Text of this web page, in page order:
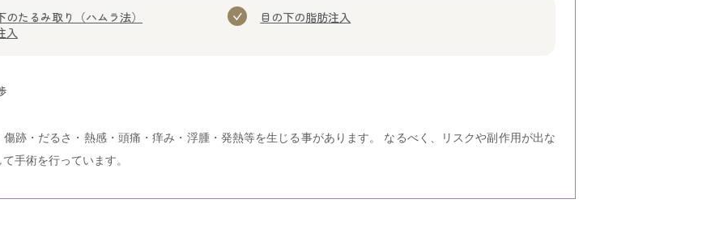
のたるみ取り（ハムラ法）
目の下の脂肪注入
入
傷跡・だるさ・熱感・頭痛・痒み・浮腫・発熱等を生じる事があります。 なるべく、リスクや副作用が出な
手術を行っています。